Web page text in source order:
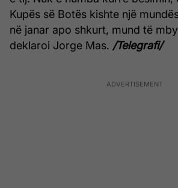
Kupës së Botës kishte një
në janar apo shkurt, mund të
deklaroi Jorge Mas. /Telegrafi/